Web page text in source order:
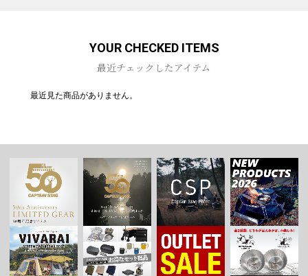
YOUR CHECKED ITEMS
最近チェックしたアイテム
最近見た商品がありません。